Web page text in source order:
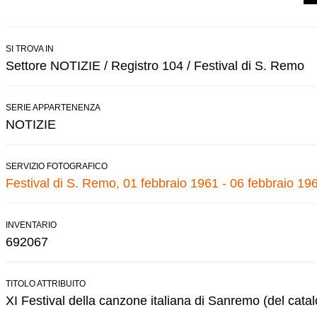
SI TROVA IN
Settore NOTIZIE / Registro 104 / Festival di S. Remo
SERIE APPARTENENZA
NOTIZIE
SERVIZIO FOTOGRAFICO
Festival di S. Remo, 01 febbraio 1961 - 06 febbraio
INVENTARIO
692067
TITOLO ATTRIBUITO
XI Festival della canzone italiana di Sanremo (del